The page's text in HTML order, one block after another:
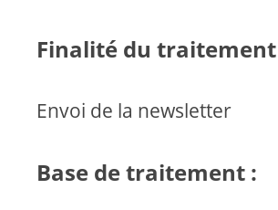
Finalité du
Envoi de la newsletter
Base de traitement :